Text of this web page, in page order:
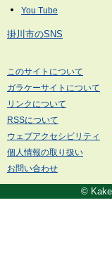
掛川市のSNS
このサイトについて
ガラケーサイトについて
リンクについて
RSSについて
ウェブアクセシビリティ
個人情報の取り扱い
お問い合わせ
©